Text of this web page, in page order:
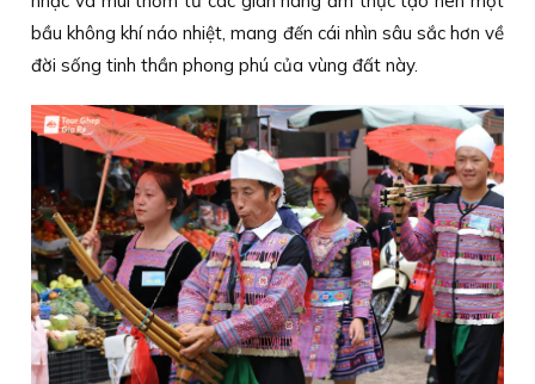
bầu không khí náo nhiệt, mang đến cái nhìn sâu sắc hơn về
đời sống tinh thần phong phú của vùng đất này.